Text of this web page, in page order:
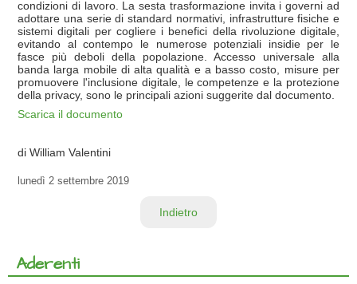
condizioni di lavoro. La sesta trasformazione invita i governi ad
adottare una serie di standard normativi, infrastrutture fisiche e
sistemi digitali per cogliere i benefici della rivoluzione digitale,
evitando al contempo le numerose potenziali insidie per le
fasce più deboli della popolazione. Accesso universale alla
banda larga mobile di alta qualità e a basso costo, misure per
promuovere l'inclusione digitale, le competenze e la protezione
della privacy, sono le principali azioni suggerite dal documento.
Scarica il documento
di William Valentini
lunedì 2 settembre 2019
Indietro
Aderenti